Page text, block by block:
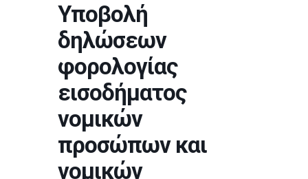
Υποβολή
δηλώσεων
φορολογίας
εισοδήματος
νομικών
προσώπων και
νομικών